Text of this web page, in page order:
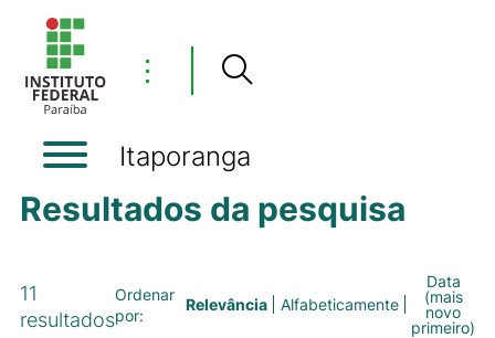
⋮
Itaporanga
Resultados da pesquisa
11
resultados
Ordenar
por:
Relevância Alfabeticamente
Data
(mais
novo
primeiro)